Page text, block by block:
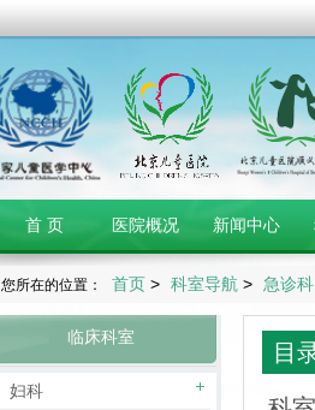
首 页 医院概况 新闻中心
您所在的位置： 首页 > 科室导航 > 急诊科
临床科室
妇科
目